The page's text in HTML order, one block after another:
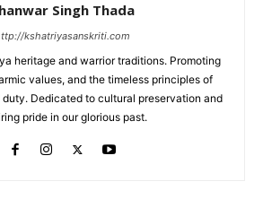
Singh Thada
kshatriyasanskriti.com
heritage and warrior traditions. Promoting
values, and the timeless principles of
duty. Dedicated to cultural preservation and
pride in our glorious past.